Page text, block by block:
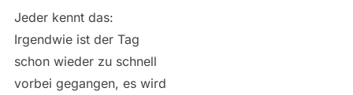
Jeder kennt das:
Irgendwie ist der Tag
schon wieder zu schnell
vorbei gegangen, es wird